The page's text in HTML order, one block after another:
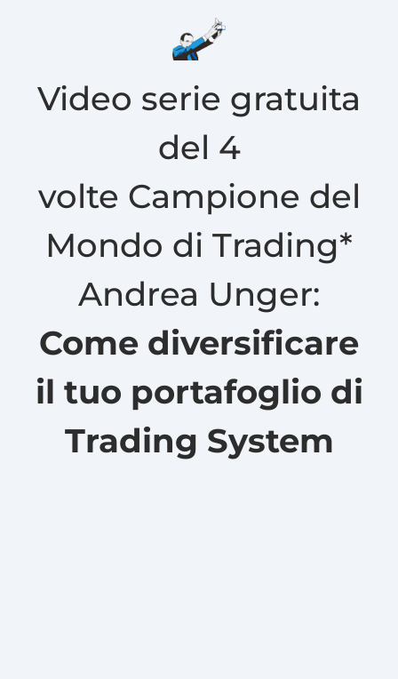
Video serie gratuita
del 4
volte Campione del
Mondo di Trading*
Andrea Unger:
Come diversificare
il tuo portafoglio di
Trading System